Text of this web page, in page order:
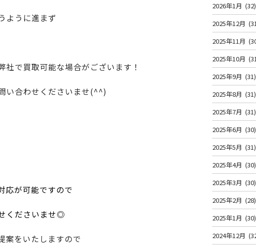
ように進まず
で買取可能な場合がございます！
い合わせくださいませ(^^)
応が可能ですので
くださいませ◎
案をいたしますので
2026年1月 (32)
2025年12月
2025年11月
2025年10月
2025年9月 (31)
2025年8月 (31)
2025年7月 (31)
2025年6月 (30)
2025年5月 (31)
2025年4月 (30)
2025年3月 (30)
2025年2月 (28)
2025年1月 (30)
2024年12月